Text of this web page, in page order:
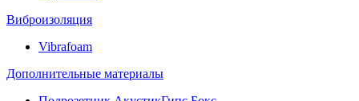
Виброизоляция
Vibrafoam
Дополнительные материалы